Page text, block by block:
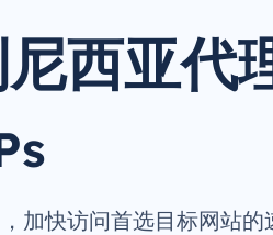
西亚代
加快访问首选目标网站的